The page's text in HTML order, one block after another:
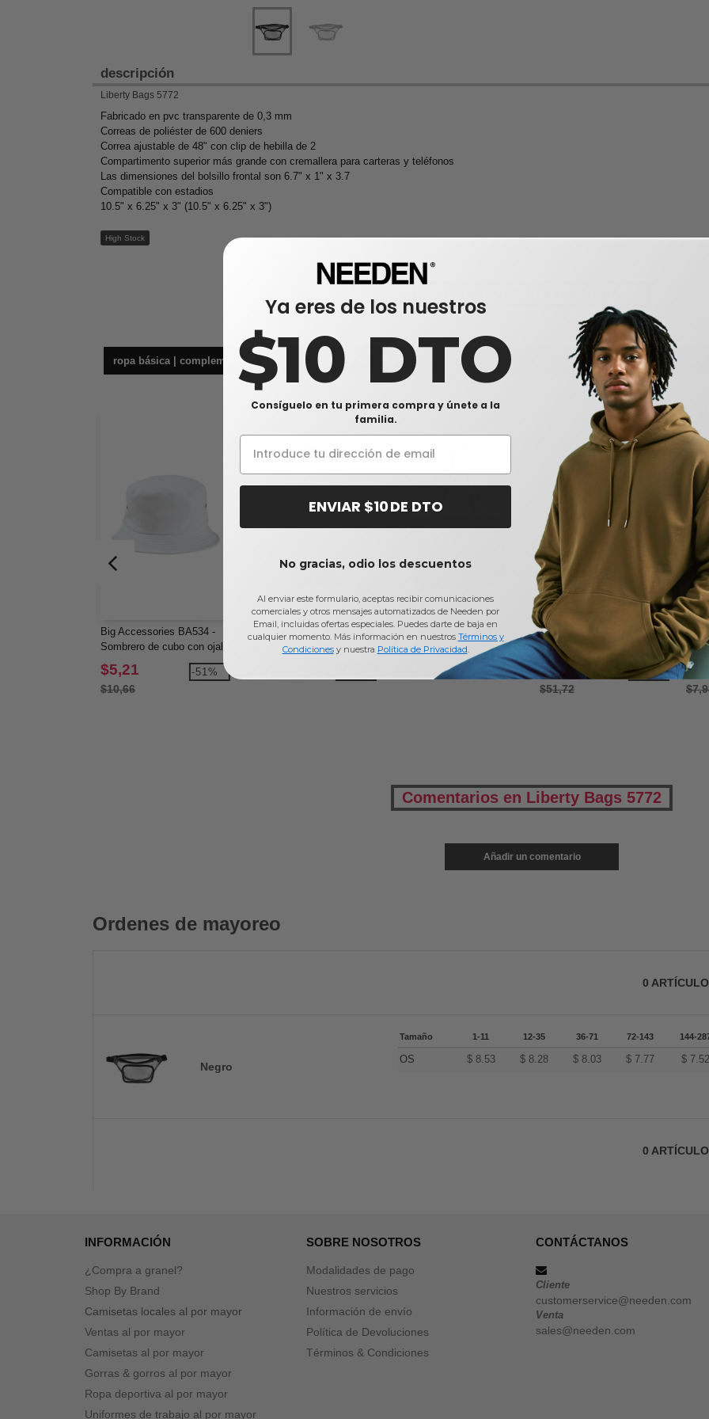
descripción
Liberty Bags 5772
Fabricado en pvc transparente de 0,3 mm
Correas de poliéster de 600 deniers
Correa ajustable de 48" con clip de hebilla de 2
Compartimento superior más grande con cremallera para carteras y teléfonos
Las dimensiones del bolsillo frontal son 6.7" x 1" x 3.7
Compatible con estadios
10.5" x 6.25" x 3" (10.5" x 6.25" x 3")
High Stock
ropa básica | complementos bolsas & mochilas
Big Accessories BA534 -
Sombrero de cubo con ojal
metálico
$5,21
$10,66
-51%
Next Level 4210 - Camiseta
unisex Eco Performance
Liberty Bags A134 - Tote de
lujo no tejido
Champion CHP180 -
Sudadera unisex con
capucha Gameday
$23,75
$51,72
-54%
Comentarios en Liberty Bags 5772
Añadir un comentario
Ordenes de mayoreo
0
Negro
Tamaño 1-11 12-35 36-71 72-143 144-
OS $ 8.53 $ 8.28 $ 8.03 $ 7.77 $ 7.52
0
INFORMACIÓN
¿Compra a granel?
Shop By Brand
Camisetas locales al por mayor
Ventas al por mayor
Camisetas al por mayor
Gorras & gorros al por mayor
Ropa deportiva al por mayor
Uniformes de trabajo al por mayor
SOBRE NOSOTROS
Modalidades de pago
Nuestros servicios
Información de envío
Política de Devoluciones
Términos & Condiciones
CONTÁCTANOS
Cliente
customerservice@needen.com
Venta
sales@needen.com
Ya eres de los nuestros
$10 DTO
Consíguelo en tu primera compra y únete a la
familia.
ENVIAR $10 DE DTO
No gracias, odio los descuentos
Al enviar este formulario, aceptas recibir comunicaciones
comerciales y otros mensajes automatizados de Needen por
Email, incluidas ofertas especiales. Puedes darte de baja en
cualquier momento. Más información en nuestros Términos y
Condicionesy nuestra Política de Privacidad.